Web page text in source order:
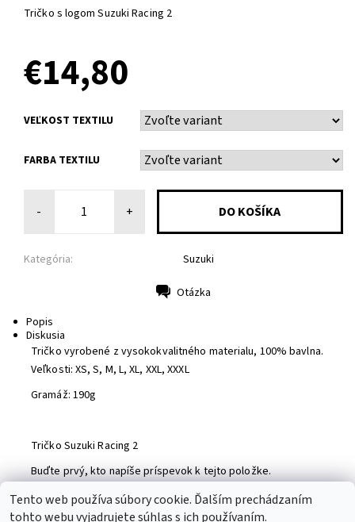
Tričko s logom Suzuki Racing 2
€14,80
VEĽKOST TEXTILU
FARBA TEXTILU
- +
Kategória: Suzuki
Otázka
Popis
Diskusia
Tričko vyrobené z vysokokvalitného materialu, 100% bavlna.
Veľkosti: XS, S, M, L, XL, XXL, XXXL
Gramáž: 190g
Tričko Suzuki Racing 2
Buďte prvý, kto napíše príspevok k tejto položke.
Pridať komentár
Tento web používa súbory cookie. Ďalším prechádzaním
tohto webu vyjadrujete súhlas s ich používaním.